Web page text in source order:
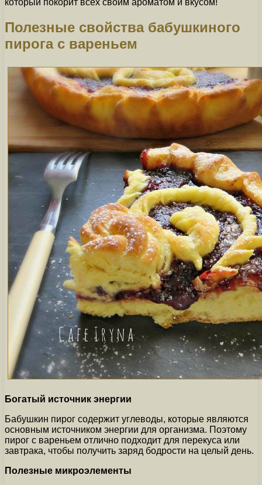
который покорит всех своим ароматом и вкусом!
Полезные свойства бабушкиного
пирога с вареньем
Богатый источник энергии
Бабушкин пирог содержит углеводы, которые являются
основным источником энергии для организма. Поэтому
пирог с вареньем отлично подходит для перекуса или
завтрака, чтобы получить заряд бодрости на целый день.
Полезные микроэлементы